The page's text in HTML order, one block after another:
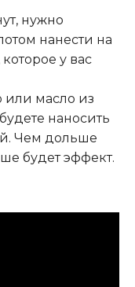
нужно
нанести на
у вас
или масло из
наносить
Чем дольше
будет эффект.